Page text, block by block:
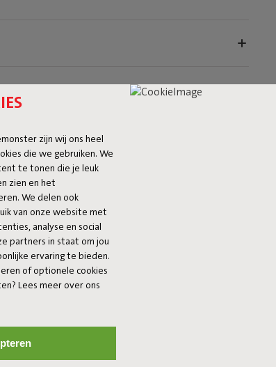
zijn wij ons heel
die we gebruiken. We
te tonen die je leuk
zien en het
We delen ook
van onze website met
analyse en social
partners in staat om jou
ervaring te bieden.
of optionele cookies
Lees meer over ons
Fatboy Rock 'n Roll en de Original Outdoor.
Rock 'n Roll frame – samen vormen ze
frame is voorzien van acht sterke banden die
schommelstoel die ontspanning naar een
en gepoedercoat metaal dat
en de meegeleverde rock blockers blijft -ie
Outdoor zitzak is gemaakt van UV-
jaar mooi blijft. Samen vormen ze een stoere